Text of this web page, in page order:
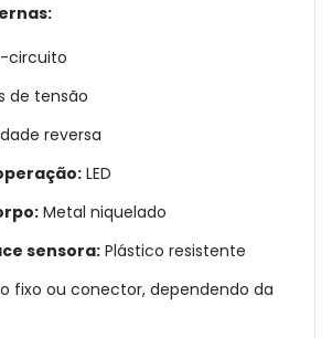
circuito
de tensão
reversa
LED
Metal niquelado
sensora: Plástico resistente
fixo ou conector, dependendo da